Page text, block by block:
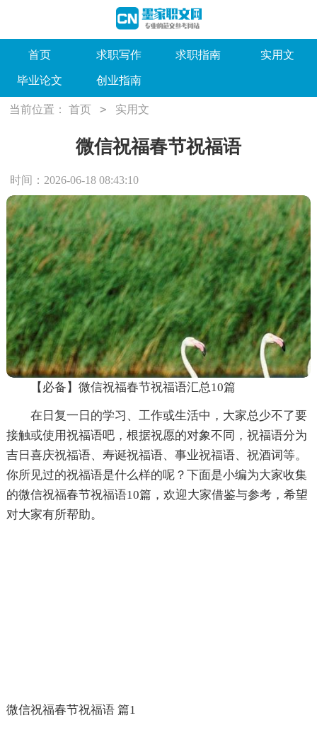
首页 求职写作 求职指南 实用文
毕业论文 创业指南
当前位置： 首页 > 实用文
微信祝福春节祝福语
时间：2026-06-18 08:43:10
【必备】微信祝福春节祝福语汇总10篇
在日复一日的学习、工作或生活中，大家总少不了要
接触或使用祝福语吧，根据祝愿的对象不同，祝福语分为
吉日喜庆祝福语、寿诞祝福语、事业祝福语、祝酒词等。
你所见过的祝福语是什么样的呢？下面是小编为大家收集
的微信祝福春节祝福语10篇，欢迎大家借鉴与参考，希望
对大家有所帮助。
微信祝福春节祝福语 篇1